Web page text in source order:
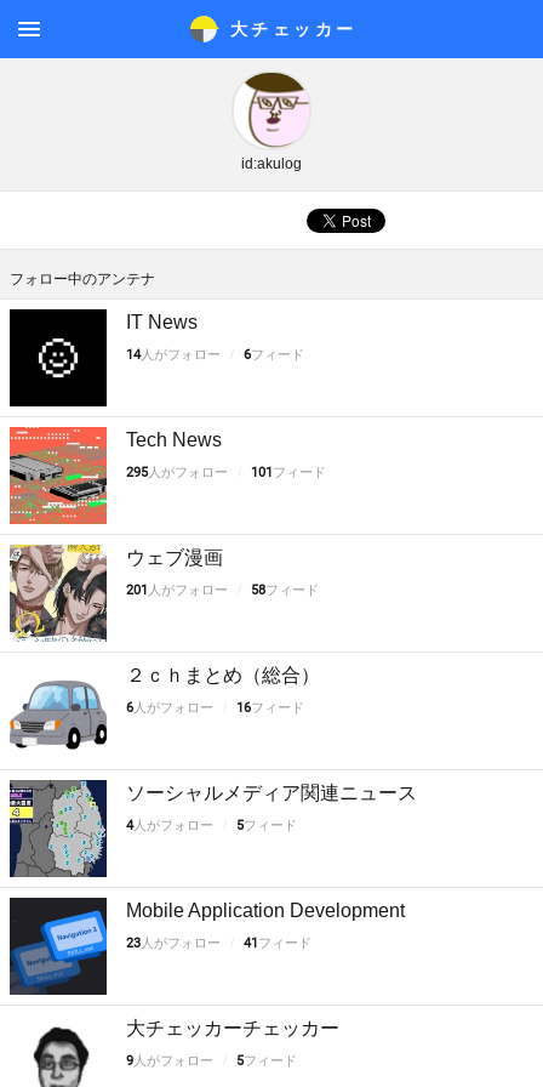
大チェッカ ー
メニ
id:akulog
フォロー中のアンテナ
IT News
14人がフォロー 6フィード
Tech News
295人がフォロー 101フィード
ウェブ漫画
201 人がフォロー 58フィード
２ｃｈまとめ（総合）
6 人がフォロー 16フィード
ソーシャルメディア関連ニュース
4人がフォロー 5フィード
Mobile Application Development
23 人がフォロー 41フィード
大チェッカーチェッカー
9 人がフォロー 5フィード